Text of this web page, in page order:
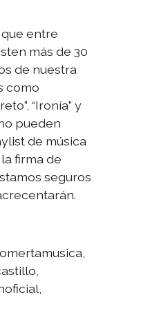
entre
más de 30
de nuestra
como
“Ironía” y
pueden
de música
firma de
seguros